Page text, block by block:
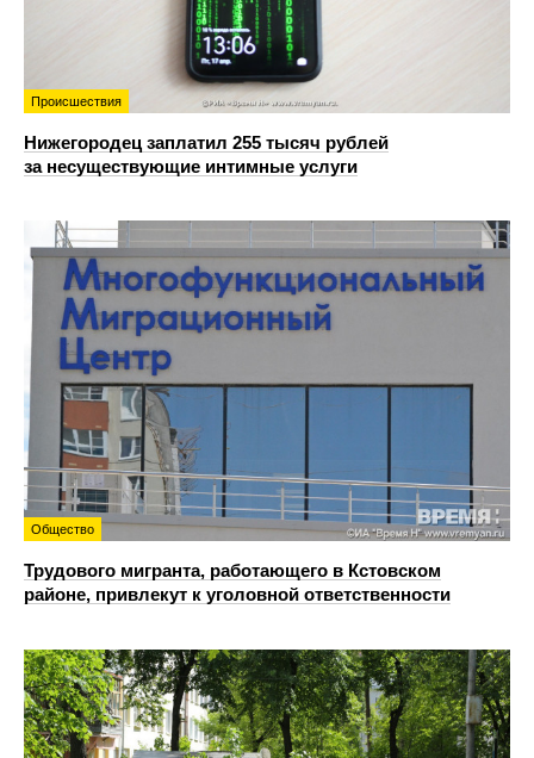
Происшествия
Нижегородец заплатил 255 тысяч рублей
за несуществующие интимные услуги
Общество
Трудового мигранта, работающего в Кстовском
районе, привлекут к уголовной ответственности